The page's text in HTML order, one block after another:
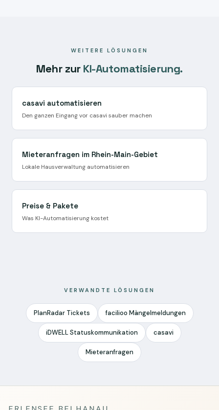
WEITERE LÖSUNGEN
Mehr zur KI-Automatisierung.
casavi automatisieren
Den ganzen Eingang vor casavi sauber machen
Mieteranfragen im Rhein-Main-Gebiet
Lokale Hausverwaltung automatisieren
Preise & Pakete
Was KI-Automatisierung kostet
VERWANDTE LÖSUNGEN
PlanRadar Tickets facilioo Mängelmeldungen
iDWELL Statuskommunikation casavi
Mieteranfragen